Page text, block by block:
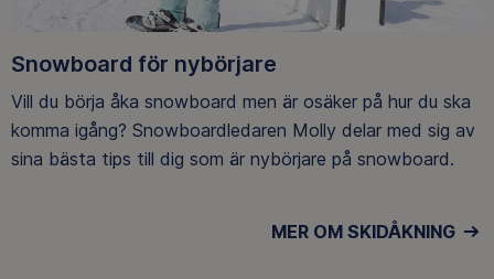
Snowboard för nybörjare
Vill du börja åka snowboard men är osäker på hur du ska
komma igång? Snowboardledaren Molly delar med sig av
sina bästa tips till dig som är nybörjare på snowboard.
MER OM SKIDÅKNING